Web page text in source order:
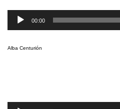
audio
00:00
Alba Centurión